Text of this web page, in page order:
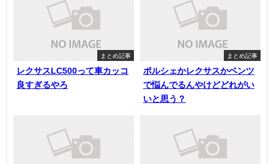
まとめ記事
レクサスLC500って車カッコ
良すぎるやろ
まとめ記事
ポルシェかレクサスかベンツ
で悩んでるんやけどどれがい
いと思う？